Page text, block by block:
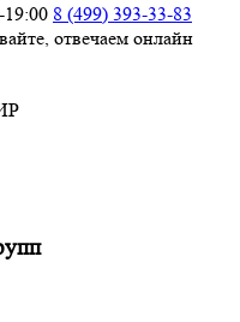
8 (499) 393-33-83
отвечаем онлайн